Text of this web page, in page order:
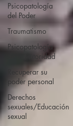
Psicopatología
del Poder
Traumatismo
Psicopatología
de la Autoridad
Recuperar su
poder personal
Derechos
sexuales/Educación
sexual